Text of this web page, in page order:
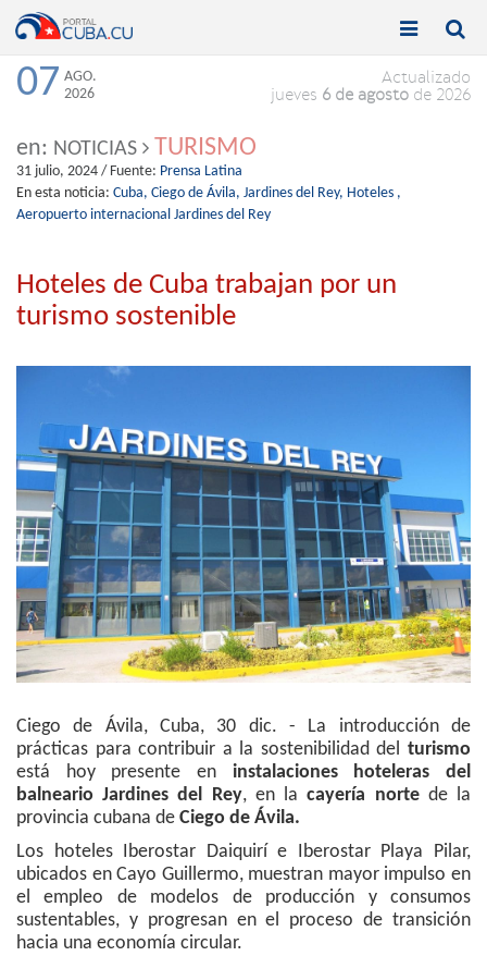
Toggle

Toggle

07 AGO.
2026
Actualizado
jueves 6 de agosto de 2026
en: NOTICIAS TURISMO
31 julio, 2024 / Fuente: Prensa Latina
En esta noticia: Cuba, Ciego de Ávila, Jardines del Rey, Hoteles ,
Aeropuerto internacional Jardines del Rey
Hoteles de Cuba trabajan por un
turismo sostenible
Ciego de Ávila, Cuba, 30 dic. - La introducción de
prácticas para contribuir a la sostenibilidad del turismo
está hoy presente en instalaciones hoteleras del
balneario Jardines del Rey, en lacayería nortede la
provincia cubana de Ciego de Ávila.
Los hoteles Iberostar Daiquirí e Iberostar Playa Pilar,
ubicados en Cayo Guillermo, muestran mayor impulso en
el empleo de modelos de producción y consumos
sustentables, y progresan en el proceso de transición
hacia una economía circular.